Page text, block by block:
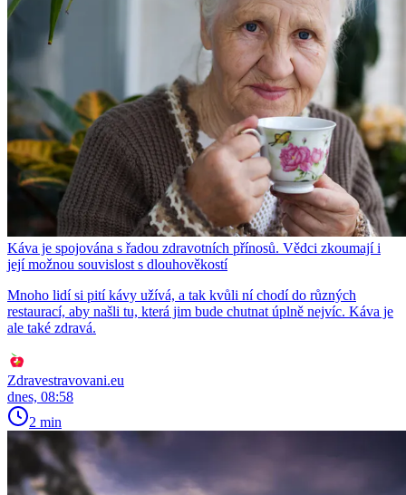
Káva je spojována s řadou zdravotních přínosů. Vědci zkoumají i
její možnou souvislost s dlouhověkostí
Mnoho lidí si pití kávy užívá, a tak kvůli ní chodí do různých
restaurací, aby našli tu, která jim bude chutnat úplně nejvíc. Káva je
ale také zdravá.
Zdravestravovani.eu
dnes, 08:58
2 min